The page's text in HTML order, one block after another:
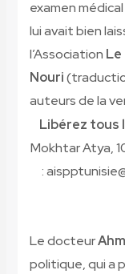
examen
lui avait bien
l’Association
Nouri
auteurs de la
Libérez tous
Mokhtar Atya,
:
Le docteur
politique, qui a